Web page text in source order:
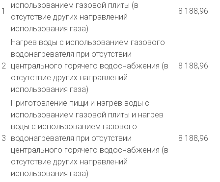
1
использованием газовой плиты (в
отсутствие других направлений
использования газа)
8 188,96
2
Нагрев воды с использованием газового
водонагревателя при отсутствии
центрального горячего водоснабжения (в
отсутствие других направлений
использования газа)
8 188,96
3
Приготовление пищи и нагрев воды с
использованием газовой плиты и нагрев
воды с использованием газового
водонагревателя при отсутствии
центрального горячего водоснабжения (в
отсутствие других направлений
использования газа)
8 188,96